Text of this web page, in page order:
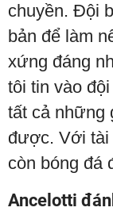
chuyền. Đội
bản để làm
xứng đáng
tôi tin vào
tất cả những
được. Với tài
còn bóng đá
Ancelotti